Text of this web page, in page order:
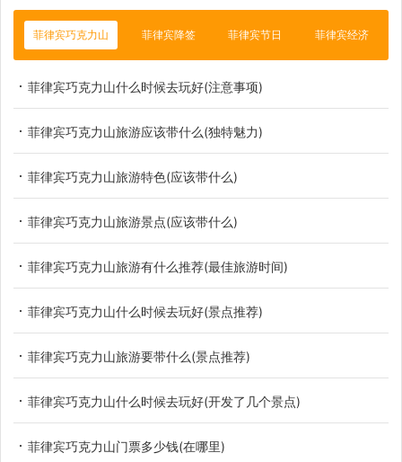
菲律宾巧克力山 菲律宾降签 菲律宾节日 菲律宾经济
菲律宾巧克力山什么时候去玩好(注意事项)
菲律宾巧克力山旅游应该带什么(独特魅力)
菲律宾巧克力山旅游特色(应该带什么)
菲律宾巧克力山旅游景点(应该带什么)
菲律宾巧克力山旅游有什么推荐(最佳旅游时间)
菲律宾巧克力山什么时候去玩好(景点推荐)
菲律宾巧克力山旅游要带什么(景点推荐)
菲律宾巧克力山什么时候去玩好(开发了几个景点)
菲律宾巧克力山门票多少钱(在哪里)